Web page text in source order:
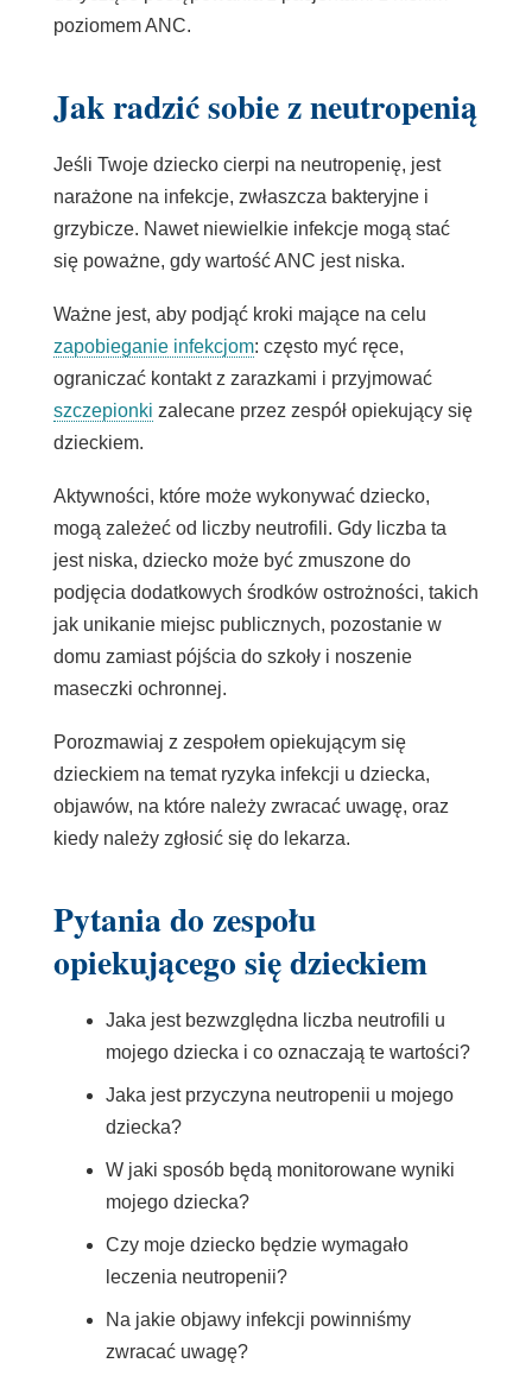
poziomem ANC.
Jak radzić sobie z neutropenią
Jeśli Twoje dziecko cierpi na neutropenię, jest
narażone na infekcje, zwłaszcza bakteryjne i
grzybicze. Nawet niewielkie infekcje mogą stać
się poważne, gdy wartość ANC jest niska.
Ważne jest, aby podjąć kroki mające na celu
zapobieganie infekcjom: często myć ręce,
ograniczać kontakt z zarazkami i przyjmować
szczepionki zalecane przez zespół opiekujący się
dzieckiem.
Aktywności, które może wykonywać dziecko,
mogą zależeć od liczby neutrofili. Gdy liczba ta
jest niska, dziecko może być zmuszone do
podjęcia dodatkowych środków ostrożności, takich
jak unikanie miejsc publicznych, pozostanie w
domu zamiast pójścia do szkoły i noszenie
maseczki ochronnej.
Porozmawiaj z zespołem opiekującym się
dzieckiem na temat ryzyka infekcji u dziecka,
objawów, na które należy zwracać uwagę, oraz
kiedy należy zgłosić się do lekarza.
Pytania do zespołu
opiekującego się dzieckiem
Jaka jest bezwzględna liczba neutrofili u
mojego dziecka i co oznaczają te wartości?
Jaka jest przyczyna neutropenii u mojego
dziecka?
W jaki sposób będą monitorowane wyniki
mojego dziecka?
Czy moje dziecko będzie wymagało
leczenia neutropenii?
Na jakie objawy infekcji powinniśmy
zwracać uwagę?